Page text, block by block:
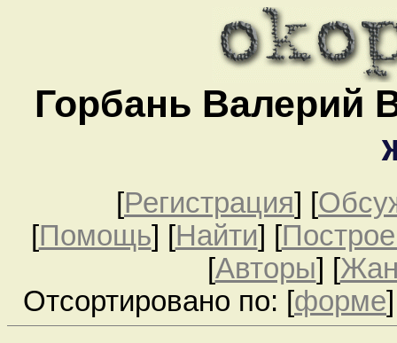
Горбань Валерий
[Регистрация] [
[Помощь] [Найти] [
[Авторы] [
Отсортировано по: [форме